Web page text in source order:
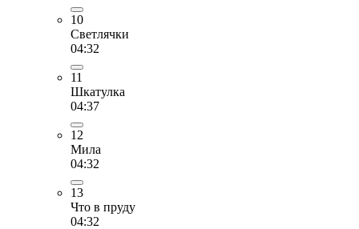
10
Светлячки
04:32
11
Шкатулка
04:37
12
Мила
04:32
13
Что в пруду
04:32